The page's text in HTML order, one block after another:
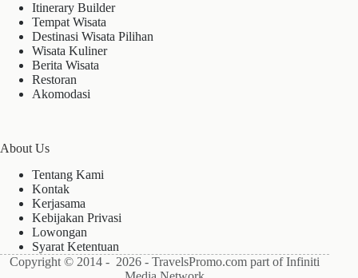
Itinerary Builder
Tempat Wisata
Destinasi Wisata Pilihan
Wisata Kuliner
Berita Wisata
Restoran
Akomodasi
About Us
Tentang Kami
Kontak
Kerjasama
Kebijakan Privasi
Lowongan
Syarat Ketentuan
Copyright © 2014 - 2026 - TravelsPromo.com part of Infiniti